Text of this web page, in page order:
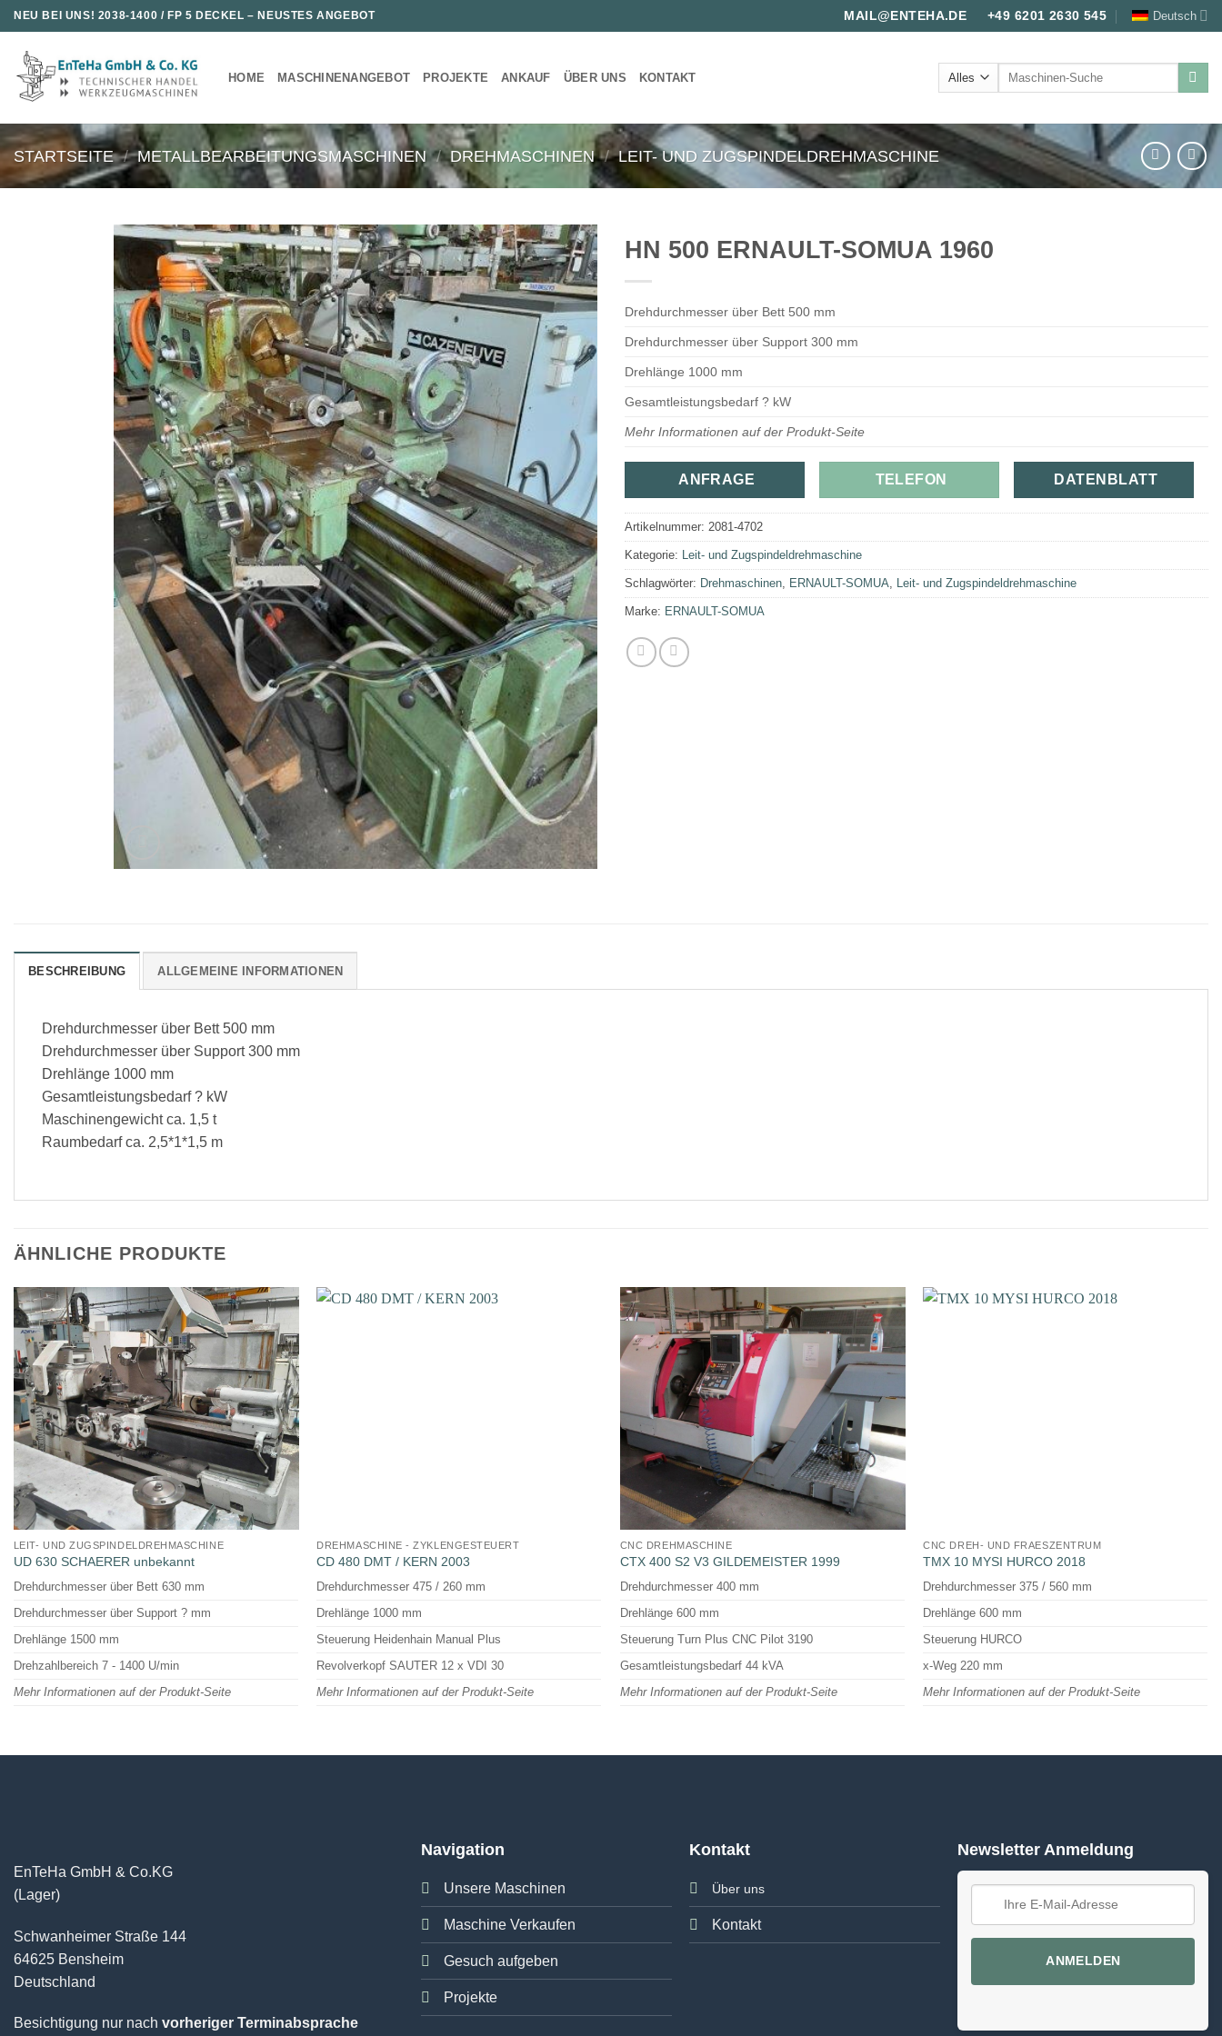
Zum
Inhalt
springen
NEU BEI UNS! 2038-1400 / FP 5 DECKEL – NEUSTES ANGEBOT MAIL@ENTEHA.DE +49 6201 2630 545 Deutsch
HOME MASCHINENANGEBOT PROJEKTE ANKAUF ÜBER UNS KONTAKT
Suche
STARTSEITE / METALLBEARBEITUNGSMASCHINEN / DREHMASCHINEN / LEIT- UND ZUGSPINDELDREHMASCHINE
HN 500 ERNAULT-SOMUA 1960
Drehdurchmesser über Bett 500 mm
Drehdurchmesser über Support 300 mm
Drehlänge 1000 mm
Gesamtleistungsbedarf ? kW
Mehr Informationen auf der Produkt-Seite
ANFRAGE TELEFON DATENBLATT
Artikelnummer: 2081-4702
Kategorie: Leit- und Zugspindeldrehmaschine
Schlagwörter: Drehmaschinen ERNAULT-SOMUA Leit- und Zugspindeldrehmaschine
Marke: ERNAULT-SOMUA
BESCHREIBUNG ALLGEMEINE INFORMATIONEN
Drehdurchmesser über Bett 500 mm
Drehdurchmesser über Support 300 mm
Drehlänge 1000 mm
Gesamtleistungsbedarf ? kW
Maschinengewicht ca. 1,5 t
Raumbedarf ca. 2,5*1*1,5 m
ÄHNLICHE PRODUKTE
LEIT- UND ZUGSPINDELDREHMASCHINE
UD 630 SCHAERER unbekannt
Drehdurchmesser über Bett 630 mm
Drehdurchmesser über Support ? mm
Drehlänge 1500 mm
Drehzahlbereich 7 - 1400 U/min
Mehr Informationen auf der Produkt-Seite
DREHMASCHINE - ZYKLENGESTEUERT
CD 480 DMT / KERN 2003
Drehdurchmesser 475 / 260 mm
Drehlänge 1000 mm
Steuerung Heidenhain Manual Plus
Revolverkopf SAUTER 12 x VDI 30
Mehr Informationen auf der Produkt-Seite
CNC DREHMASCHINE
CTX 400 S2 V3 GILDEMEISTER 1999
Drehdurchmesser 400 mm
Drehlänge 600 mm
Steuerung Turn Plus CNC Pilot 3190
Gesamtleistungsbedarf 44 kVA
Mehr Informationen auf der Produkt-Seite
CNC DREH- UND FRAESZENTRUM
TMX 10 MYSI HURCO 2018
Drehdurchmesser 375 / 560 mm
Drehlänge 600 mm
Steuerung HURCO
x-Weg 220 mm
Mehr Informationen auf der Produkt-Seite
EnTeHa GmbH & Co.KG
(Lager)
Schwanheimer Straße 144
64625 Bensheim
Deutschland
Besichtigung nur nach vorheriger Terminabsprache
Navigation
Unsere Maschinen
Maschine Verkaufen
Gesuch aufgeben
Projekte
Kontakt
Über uns
Kontakt
Newsletter Anmeldung
ANMELDEN